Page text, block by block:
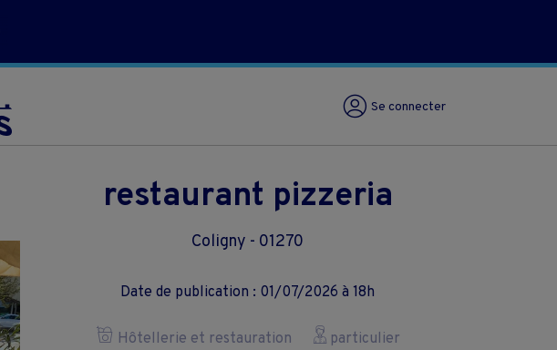
Se connecter
restaurant pizzeria
Coligny - 01270
Date de publication : 01/07/2026 à 18h
Hôtellerie et restauration particulier